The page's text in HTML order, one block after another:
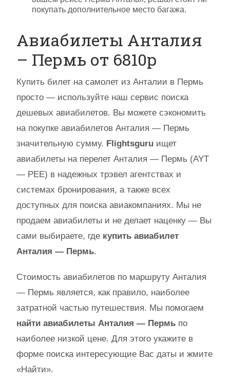
покупать дополнительное место багажа.
Авиабилеты Анталия
– Пермь от 6810p
Купить билет на самолет из Анталии в Пермь
просто — используйте наш сервис поиска
дешевых авиабилетов. Вы можете сэкономить
на покупке авиабилетов Анталия — Пермь
значительную сумму. Flightsguru ищет
авиабилеты на перелет Анталия — Пермь (AYT
— PEE) в надежных трэвел агентствах и
системах бронирования, а также всех
доступных для поиска авиакомпаниях. Мы не
продаем авиабилеты и не делает наценку — Вы
сами выбираете, где купить авиабилет
Анталия — Пермь.
Стоимость авиабилетов по маршруту Анталия
— Пермь является, как правило, наиболее
затратной частью путешествия. Мы помогаем
найти авиабилеты Анталия — Пермь по
наиболее низкой цене. Для этого укажите в
форме поиска интересующие Вас даты и жмите
«Найти».